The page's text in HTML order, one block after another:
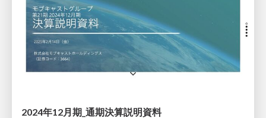
2024年12月期_通期決算説明資料